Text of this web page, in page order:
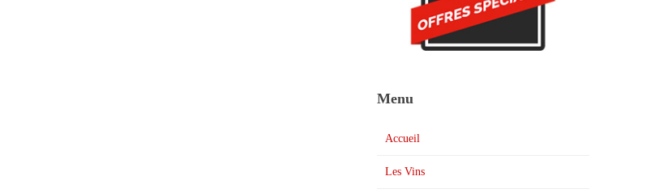
Menu
Accueil
Les Vins